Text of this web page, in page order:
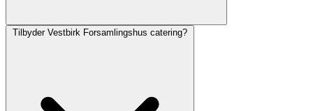
Tilbyder Vestbirk Forsamlingshus catering?